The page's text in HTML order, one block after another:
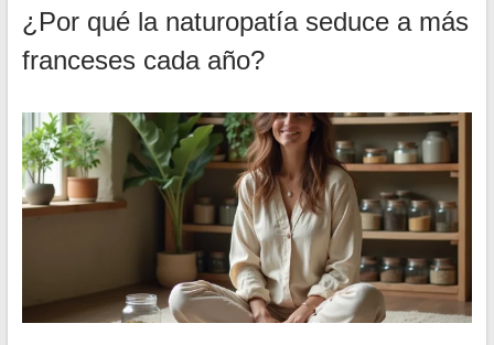
¿Por qué la naturopatía seduce a más
franceses cada año?